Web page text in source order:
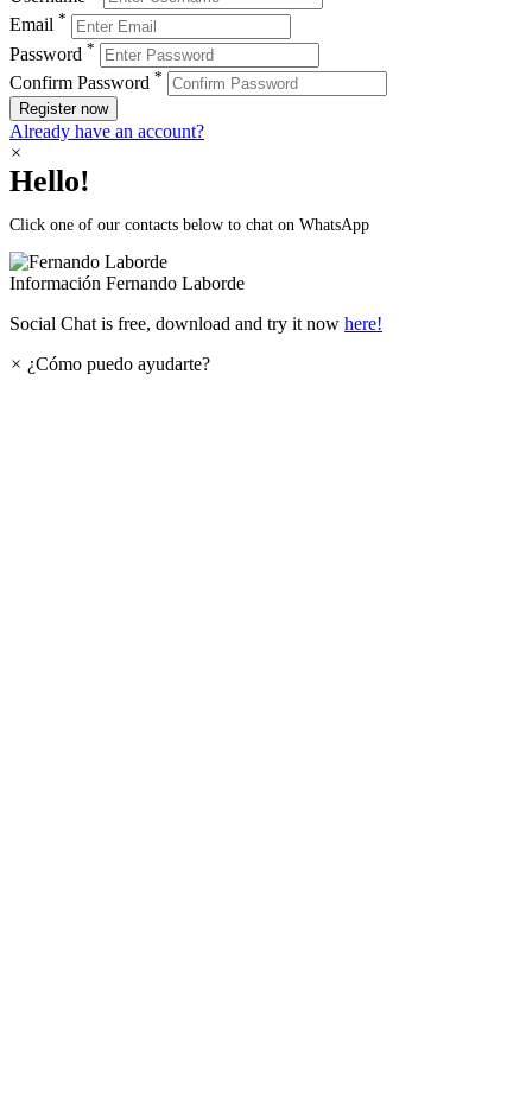
Email *
Password *
Confirm Password *
Register now
Already have an account?
×
Hello!
Click one of our contacts below to chat on WhatsApp
Información Fernando Laborde
Social Chat is free, download and try it now here!
× ¿Cómo puedo ayudarte?